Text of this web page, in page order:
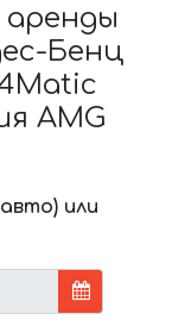
Бенц
AMG
или